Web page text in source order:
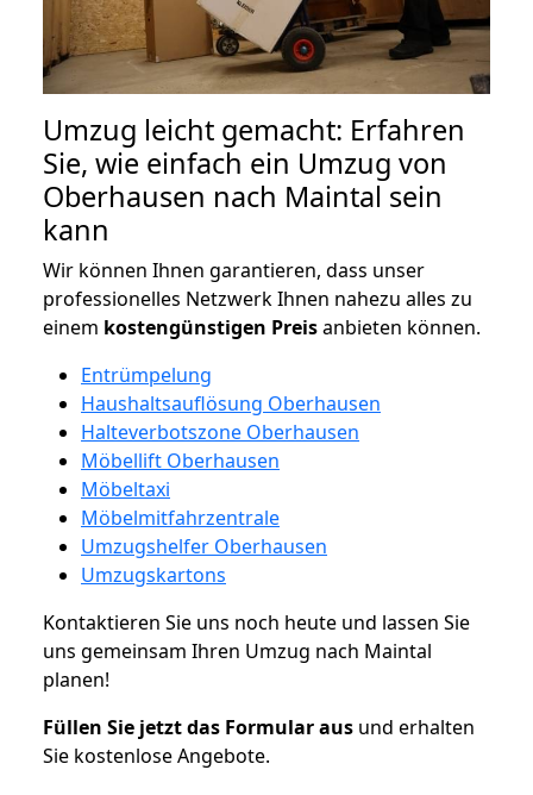
Umzug leicht gemacht: Erfahren
Sie, wie einfach ein Umzug von
Oberhausen nach Maintal sein
kann
Wir können Ihnen garantieren, dass unser
professionelles Netzwerk Ihnen nahezu alles zu
einem kostengünstigen Preisanbieten können.
Entrümpelung
Haushaltsauflösung Oberhausen
Halteverbotszone Oberhausen
Möbellift Oberhausen
Möbeltaxi
Möbelmitfahrzentrale
Umzugshelfer Oberhausen
Umzugskartons
Kontaktieren Sie uns noch heute und lassen Sie
uns gemeinsam Ihren Umzug nach Maintal
planen!
Füllen Sie jetzt das Formular aus und erhalten
Sie kostenlose Angebote.